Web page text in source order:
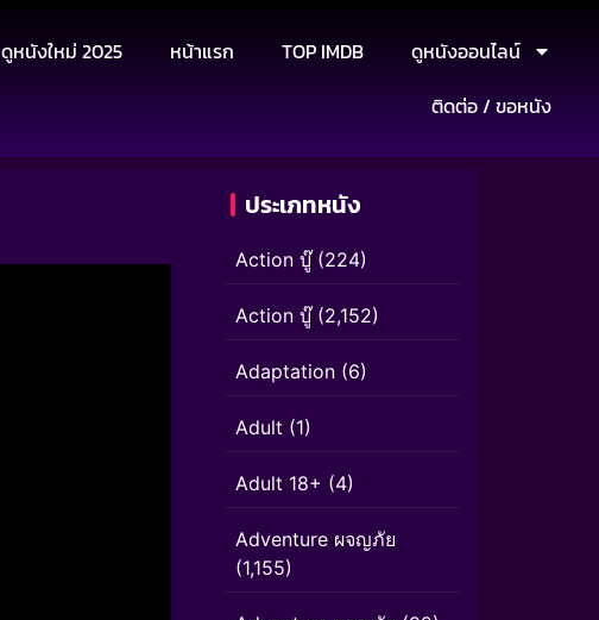
ดูหนังใหม่ 2025 หน้าแรก TOP IMDB
ดูหนังออนไลน์
ติดต่อ / ขอหนัง
ประเภทหนัง
Action บู๊(224)
Action บู๊(2,152)
Adaptation (6)
Adult (1)
Adult 18+ (4)
Adventure ผจญภัย
(1,155)